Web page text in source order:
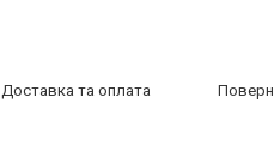
Доставка та оплата